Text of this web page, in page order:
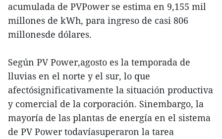
acumulada de PVPower se estima en 9,155 mil
millones de kWh, para ingreso de casi 806
millonesde dólares.
Según PV Power,agosto es la temporada de
lluvias en el norte y el sur, lo que
afectósignificativamente la situación productiva
y comercial de la corporación. Sinembargo, la
mayoría de las plantas de energía en el sistema
de PV Power todavíasuperaron la tarea